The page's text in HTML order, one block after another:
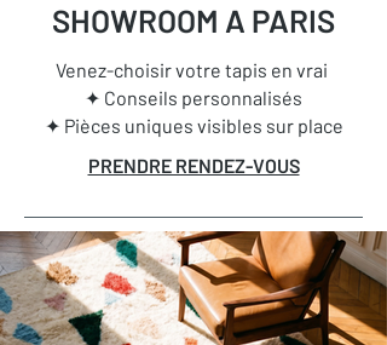
SHOWROOM A PARIS
Venez-choisir votre tapis en vrai
✦ Conseils personnalisés
✦ Pièces uniques visibles sur place
PRENDRE RENDEZ-VOUS